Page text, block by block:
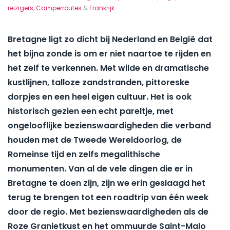
reizigers,Camperroutes &Frankrijk
Bretagne ligt zo dicht bij Nederland en België dat
het bijna zonde is om er niet naartoe te rijden en
het zelf te verkennen. Met wilde en dramatische
kustlijnen, talloze zandstranden, pittoreske
dorpjes en een heel eigen cultuur. Het is ook
historisch gezien een echt pareltje, met
ongelooflijke bezienswaardigheden die verband
houden met de Tweede Wereldoorlog, de
Romeinse tijd en zelfs megalithische
monumenten. Van al de vele dingen die er in
Bretagne te doen zijn, zijn we erin geslaagd het
terug te brengen tot een roadtrip van één week
door de regio. Met bezienswaardigheden als de
Roze Granietkust en het ommuurde Saint-Malo